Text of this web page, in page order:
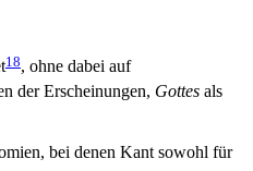
18, ohne dabei auf
der Erscheinungen, Gottes als
bei denen Kant sowohl für